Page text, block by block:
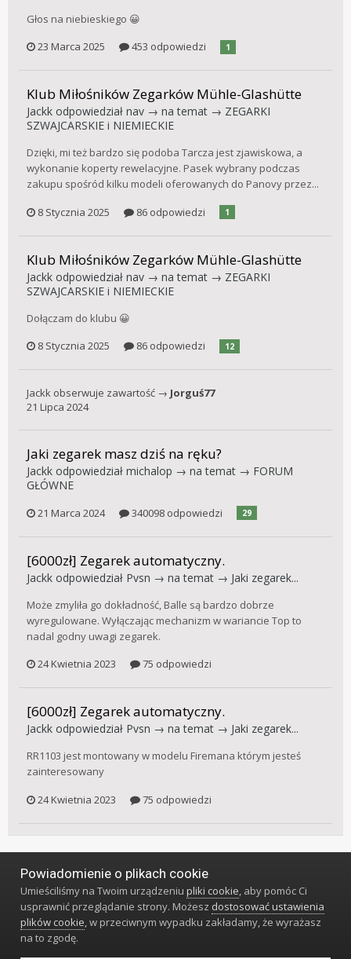
Głos na niebieskiego 😀
23 Marca 2025
453 odpowiedzi 1
Klub Miłośników Zegarków Mühle-Glashütte
Jackk odpowiedział nav → na temat → ZEGARKI
SZWAJCARSKIE i NIEMIECKIE
Dzięki, mi też bardzo się podoba Tarcza jest zjawiskowa, a
wykonanie koperty rewelacyjne. Pasek wybrany podczas
zakupu spośród kilku modeli oferowanych do Panovy przez...
8 Stycznia 2025
86 odpowiedzi 1
Klub Miłośników Zegarków Mühle-Glashütte
Jackk odpowiedział nav → na temat → ZEGARKI
SZWAJCARSKIE i NIEMIECKIE
Dołączam do klubu 😀
8 Stycznia 2025
86 odpowiedzi 12
Jackk obserwuje zawartość → Jorguś77
21 Lipca 2024
Jaki zegarek masz dziś na ręku?
Jackk odpowiedział michalop → na temat → FORUM
GŁÓWNE
21 Marca 2024 340098 odpowiedzi 29
[6000zł] Zegarek automatyczny.
Jackk odpowiedział Pvsn → na temat → Jaki zegarek...
Może zmyliła go dokładność, Balle są bardzo dobrze
wyregulowane. Wyłączając mechanizm w wariancie Top to
nadal godny uwagi zegarek.
24 Kwietnia 2023
75 odpowiedzi
[6000zł] Zegarek automatyczny.
Jackk odpowiedział Pvsn → na temat → Jaki zegarek...
RR1103 jest montowany w modelu Firemana którym jesteś
zainteresowany
24 Kwietnia 2023
75 odpowiedzi
Język Styl Polityka prywatności
Klub Miłośników Zegarów i Zegarków
Powered by Invision Community
Powiadomienie o plikach cookie
Umieściliśmy na Twoim urządzeniupliki cookie, aby pomóc Ci
usprawnić przeglądanie strony. Możesz dostosować ustawienia
plików cookie, w przeciwnym wypadku zakładamy, że wyrażasz
na to zgodę.